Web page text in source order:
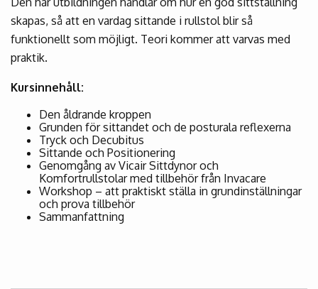
skapas, så att en vardag sittande i rullstol blir så
funktionellt som möjligt. Teori kommer att varvas med
praktik.
Kursinnehåll:
Den åldrande kroppen
Grunden för sittandet och de posturala reflexerna
Tryck och Decubitus
Sittande och Positionering
Genomgång av Vicair Sittdynor och
Komfortrullstolar med tillbehör från Invacare
Workshop – att praktiskt ställa in grundinställningar
och prova tillbehör
Sammanfattning